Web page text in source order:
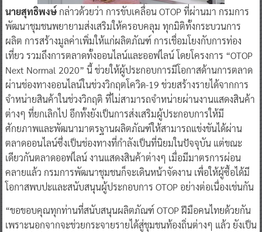
นายสุทธิพงษ์กล่าวด้วยว่า การขับเคลื่อน OTOP ที่ผ่านมา กรมการ
พัฒนาชุมชนพยายามส่งเสริมให้ครอบคลุม ทุกมิติทั้งกระบวนการ
ผลิต การสร้างมูลค่าเพิ่มให้แก่ผลิตภัณฑ์ การเชื่อมโยงกับการท่อง
เที่ยว รวมถึงการตลาดทั้งออนไลน์และออฟไลน์ โดยโครงการ “OTOP
Next Normal 2020” นี้ ช่วยให้ผู้ประกอบการมีโอกาสด้านการตลาด
ผ่านช่องทางออนไลน์ในช่วงวิกฤตโควิด-19 ช่วยสร้างรายได้จากการ
จำหน่ายสินค้าในช่วงวิกฤติ ที่ไม่สามารถจำหน่ายผ่านงานแสดงสินค้า
ต่างๆ ที่ยกเลิกไป อีกทั้งยังเป็นการส่งเสริมผู้ประกอบการให้มี
ศักยภาพและพัฒนามาตรฐานผลิตภัณฑ์ให้สามารถแข่งขันได้ผ่าน
ตลาดออนไลน์ซึ่งเป็นช่องทางที่กำลังเป็นที่นิยมในปัจจุบัน แต่ขณะ
เดียวกันตลาดออฟไลน์ งานแสดงสินค้าต่างๆ เมื่อมีมาตรการผ่อน
คลายแล้ว กรมการพัฒนาชุมชนก็จะเดินหน้าจัดงาน เพื่อให้ผู้ซื้อได้มี
โอกาสพบปะและสนับสนุนผู้ประกอบการ OTOP อย่างต่อเนื่องเช่นกัน
“ขอขอบคุณทุกท่านที่สนับสนุนผลิตภัณฑ์ OTOP ฝีมือคนไทยด้วยกัน
เพราะนอกจากจะช่วยกระจายรายได้สู่ชุมชนท้องถิ่นต่างๆ แล้ว ยังเป็น